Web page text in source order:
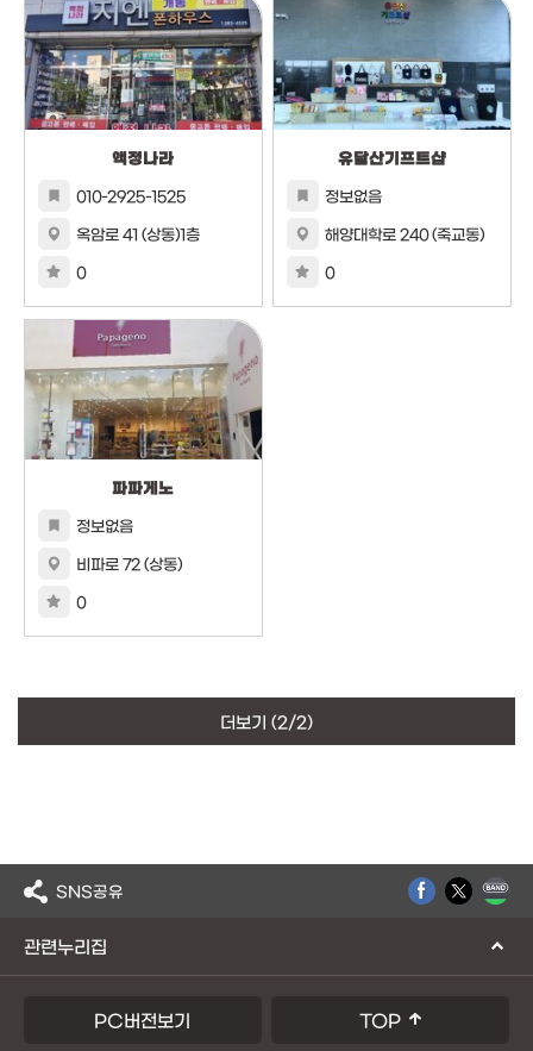
액정나라
010-2925-1525
옥암로 41 (상동)1층
0
유달산기프트샵
정보없음
해양대학로 240 (죽교동)
0
파파게노
정보없음
비파로 72 (상동)
0
더보기 (2/2)
SNS공유
관련누리집
PC버전보기 TOP